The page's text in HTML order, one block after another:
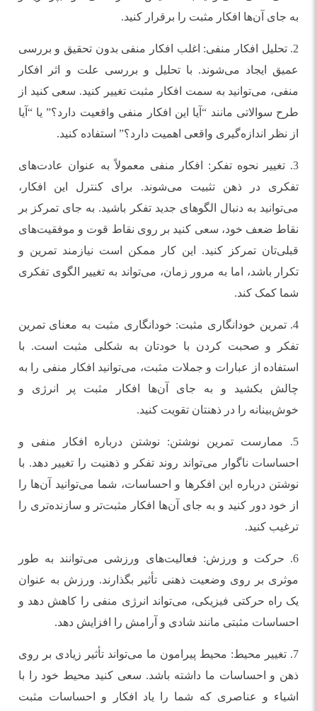
به جای آن‌ها افکار مثبت را برقرار کنید.
2. تحلیل افکار منفی: اغلب افکار منفی بدون تحقیق و بررسی
عمیق ایجاد می‌شوند. با تحلیل و بررسی علت و اثر افکار
منفی، می‌توانید به سمت افکار مثبت تغییر کنید. سعی کنید از
طرح سوالاتی مانند “آیا این افکار منفی واقعیت دارد؟” یا “آیا
از نظر اندازه‌گیری واقعی اهمیت دارد؟” استفاده کنید.
3. تغییر نحوه تفکر: افکار منفی معمولاً به عنوان عادت‌های
تفکری در ذهن تثبیت می‌شوند. برای کنترل این افکار،
می‌توانید به دنبال الگوهای جدید تفکر باشید. به جای تمرکز بر
نقاط ضعف خود، سعی کنید بر روی نقاط قوت و موفقیت‌های
قبلی‌تان تمرکز کنید. این کار ممکن است نیازمند تمرین و
تکرار باشد، اما به مرور زمان، می‌تواند به تغییر الگوی تفکری
شما کمک کند.
4. تمرین خودانگاری مثبت: خودانگاری مثبت به معنای تمرین
تفکر و صحبت کردن با خودتان به شکلی مثبت است. با
استفاده از عبارات و جملات مثبت، می‌توانید افکار منفی را به
چالش بکشید و به جای آن‌ها افکار مثبت پر انرژی و
خوش‌بینانه را در ذهنتان تقویت کنید.
5. ممارست تمرین نوشتن: نوشتن درباره افکار منفی و
احساسات ناگوار می‌تواند روند تفکر و ذهنیت را تغییر دهد. با
نوشتن درباره این افکرها و احساسات، شما می‌توانید آن‌ها را
از خود دور کنید و به جای آن‌ها افکار مثبت‌تر و سازنده‌تری را
ترغیب کنید.
6. حرکت و ورزش: فعالیت‌های ورزشی می‌توانند به طور
موثری بر روی وضعیت ذهنی تأثیر بگذارند. ورزش به عنوان
یک راه حرکتی فیزیکی، می‌تواند انرژی منفی را کاهش دهد و
احساسات مثبتی مانند شادی و آرامش را افزایش دهد.
7. تغییر محیط: محیط پیرامون ما می‌تواند تأثیر زیادی بر روی
ذهن و احساسات ما داشته باشد. سعی کنید محیط خود را با
اشیاء و عناصری که شما را یاد افکار و احساسات مثبت